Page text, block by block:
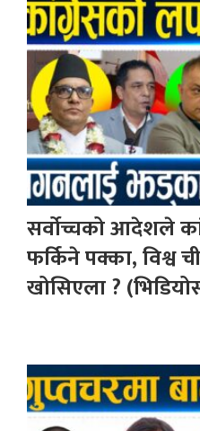
सर्वोच्चको आदेशले
फर्किने पक्का, विश्व
खोसिएला ?